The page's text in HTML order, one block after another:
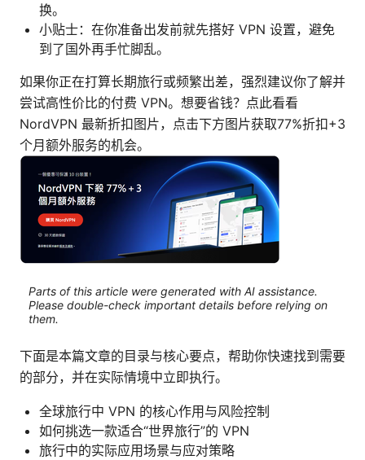
换。
小贴士：在你准备出发前就先搭好 VPN 设置，避免
到了国外再手忙脚乱。
如果你正在打算长期旅行或频繁出差，强烈建议你了解并
尝试高性价比的付费 VPN。想要省钱？点此看看
NordVPN 最新折扣图片，点击下方图片获取77%折扣+3
个月额外服务的机会。
Parts of this article were generated with AI assistance.
Please double-check important details before relying on
them.
下面是本篇文章的目录与核心要点，帮助你快速找到需要
的部分，并在实际情境中立即执行。
全球旅行中 VPN 的核心作用与风险控制
如何挑选一款适合“世界旅行”的 VPN
旅行中的实际应用场景与应对策略